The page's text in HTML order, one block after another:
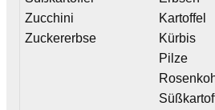
Zucchini
Zuckererbse
Kartoffel
Kürbis
Pilze